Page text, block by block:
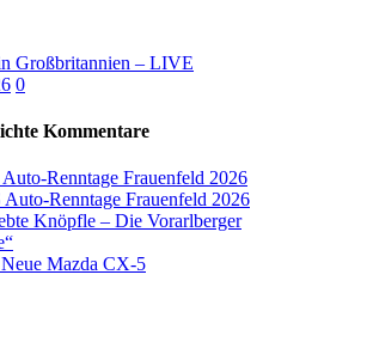
Großbritannien – LIVE
0
Kommentare
Renntage Frauenfeld 2026
Auto-Renntage Frauenfeld 2026
Knöpfle – Die Vorarlberger
Mazda CX-5